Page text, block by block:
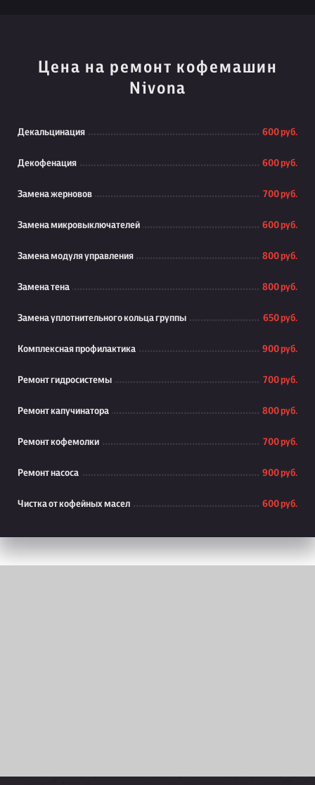
Цена на ремонт кофемашин
Nivona
Декальцинация 600 руб.
Декофенация 600 руб.
Замена жерновов 700 руб.
Замена микровыключателей 600 руб.
Замена модуля управления 800 руб.
Замена тена 800 руб.
Замена уплотнительного кольца группы 650 руб.
Комплексная профилактика 900 руб.
Ремонт гидросистемы 700 руб.
Ремонт капучинатора 800 руб.
Ремонт кофемолки 700 руб.
Ремонт насоса 900 руб.
Чистка от кофейных масел 600 руб.